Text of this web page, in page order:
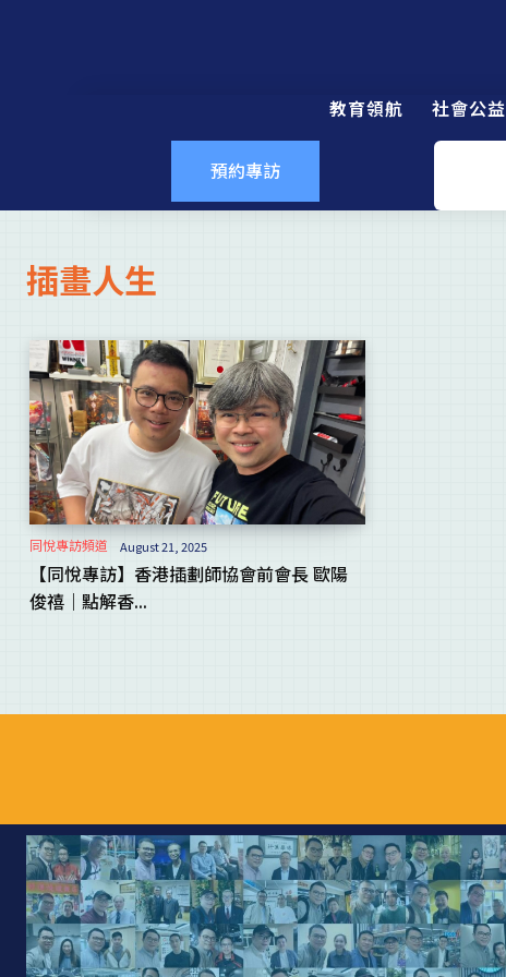
教育領航 社會公益
預約專訪
插畫人生
同悅專訪頻道 August 21, 2025
【同悅專訪】香港插劃師協會前會長 歐陽
俊禧｜點解香...